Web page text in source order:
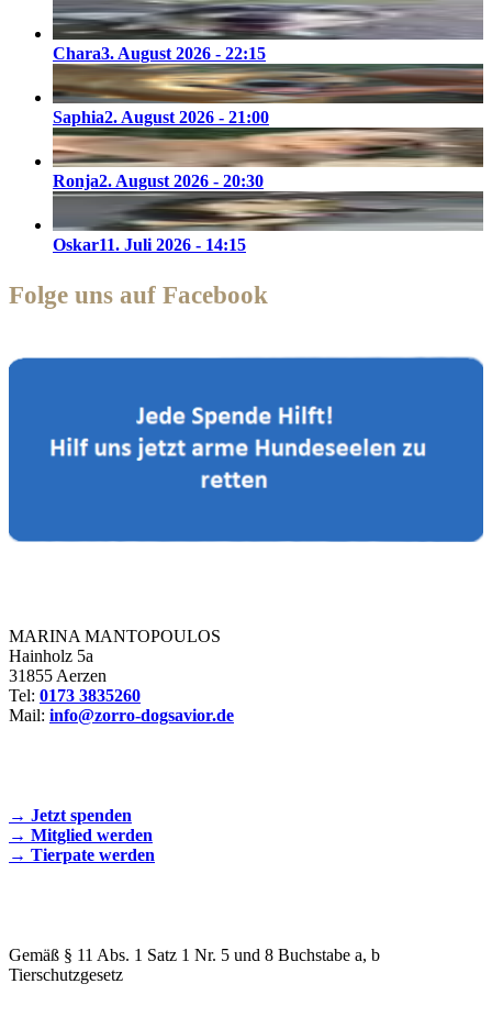
Chara3. August 2026 - 22:15
Saphia2. August 2026 - 21:00
Ronja2. August 2026 - 20:30
Oskar11. Juli 2026 - 14:15
Folge uns auf Facebook
MARINA MANTOPOULOS
Hainholz 5a
31855 Aerzen
Tel: 0173 3835260
Mail: info@zorro-dogsavior.de
→ Jetzt spenden
→ Mitglied werden
→ Tierpate werden
Gemäß § 11 Abs. 1 Satz 1 Nr. 5 und 8 Buchstabe a, b
Tierschutzgesetz